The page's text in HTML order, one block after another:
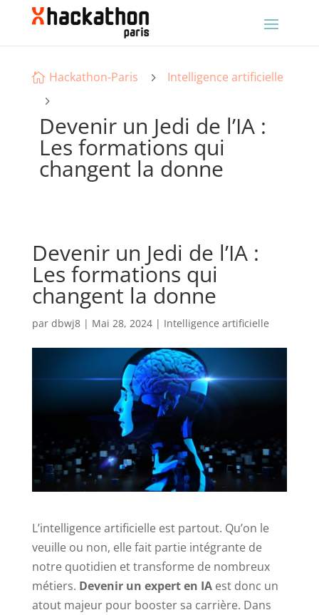
 Hackathon-Paris 5 Intelligence artificielle
5
Devenir un Jedi de l’IA :
Les formations qui
changent la donne
Devenir un Jedi de l’IA :
Les formations qui
changent la donne
par dbwj8| Mai 28, 2024| Intelligence artificielle
L’intelligence artificielle est partout. Qu’on le
veuille ou non, elle fait partie intégrante de
notre quotidien et transforme de nombreux
métiers. Devenir un expert en IAest donc un
atout majeur pour booster sa carrière. Dans